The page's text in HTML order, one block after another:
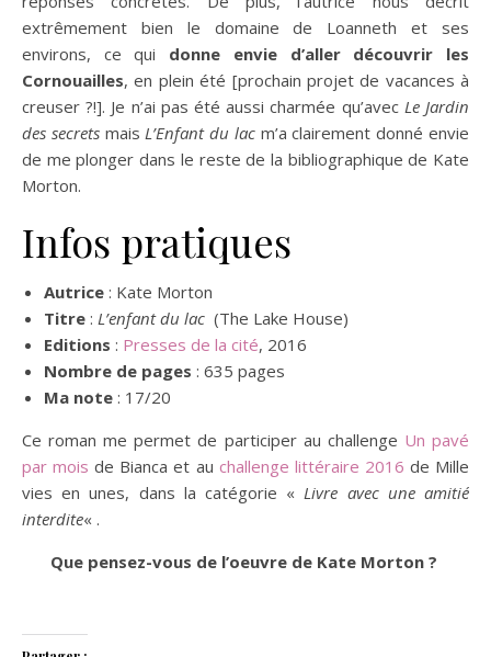
extrêmement bien le domaine de Loanneth et ses
environs, ce qui donne envie d’aller découvrir les
Cornouailles, en plein été [prochain projet de vacances à
creuser ?!]. Je n’ai pas été aussi charmée qu’avec Le Jardin
des secretsmaisL’Enfant du lacm’a clairement donné envie
de me plonger dans le reste de la bibliographique de Kate
Morton.
Infos pratiques
Autrice : Kate Morton
Titre : L’enfant du lac (The Lake House)
Editions : Presses de la cité, 2016
Nombre de pages : 635 pages
Ma note : 17/20
Ce roman me permet de participer au challenge Un pavé
par mois de Bianca et au challenge littéraire 2016 de Mille
vies en unes, dans la catégorie «Livre avec une amitié
interdite« .
Que pensez-vous de l’oeuvre de Kate Morton ?